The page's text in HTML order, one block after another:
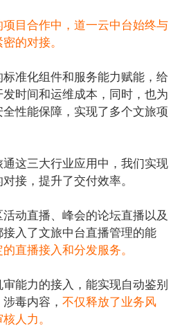
目合作中，道一云中台始终与
的对接。
准化组件和服务能力赋能，给
时间和运维成本，同时，也为
性能保障，实现了多个文旅项
这三大行业应用中，我们实现
动直播、峰会的论坛直播以及
入了文旅中台直播管理的能
直播接入和分发服务。
能力的接入，能实现自动鉴别
毒内容， 不仅释放了业务风
人力。